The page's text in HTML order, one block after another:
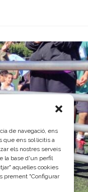
de navegació, ens
ens sol·licitis a
els nostres serveis
la base d'un perfil
aquelles cookies
prement "Configurar